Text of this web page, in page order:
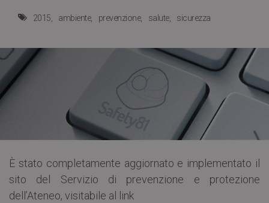
2015 ambiente prevenzione salute sicurezza
È stato completamente aggiornato e implementato il
sito del Servizio di prevenzione e protezione
dell’Ateneo, visitabile al link